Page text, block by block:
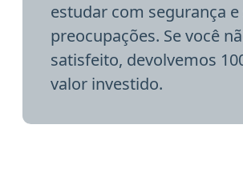
estudar com segurança e
preocupações. Se você
satisfeito, devolvemos
valor investido.